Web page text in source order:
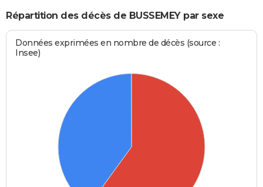
Répartition des décès de BUSSEMEY par sexe
Données exprimées en nombre de décès (source :
Insee)